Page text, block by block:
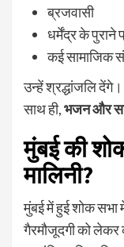
ब्रजवासी
धर्मेंद्र के
कई सामाजिक
उन्हें श्रद्धांजलि देंगे।
साथ ही,भजन और
मुंबई की
मालिनी?
मुंबई में हुई शोक सभा
गैरमौजूदगी को लेकर